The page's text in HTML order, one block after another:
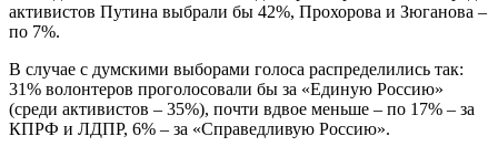
активистов Путина выбрали бы 42%, Прохорова и Зюганова –
по 7%.
В случае с думскими выборами голоса распределились так:
31% волонтеров проголосовали бы за «Единую Россию»
(среди активистов – 35%), почти вдвое меньше – по 17% – за
КПРФ и ЛДПР, 6% – за «Справедливую Россию».